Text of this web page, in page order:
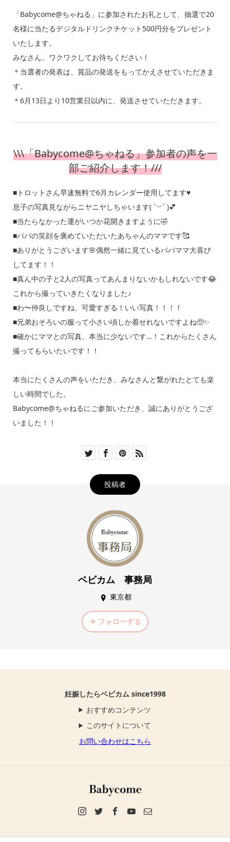
「Babycome@ちゃねる」に参加されたお礼として、抽選で20
名様に当たるデジタルドリンクチケット500円分をプレゼント
いたします。
みなさん、ワクワクしてお待ちください！
＊当選者の発表は、賞品の発送をもってかえさせていただきま
す。
＊6月13日より10営業日以内に、発送させていただきます。
\\\「Babycome@ちゃねる」参加者の声を一
部ご紹介します！///
■トロットさん早速無料で6月カレンダー使用してます♥
息子の写真見ながらニヤニヤしちゃいます( ´﹀` )💕
■当たらなかった運がいつか花開きますように🤣
■パパの笑顔を褒めていただいたあちゃんのママです🥰
■ありがとうございます🌸偶然一緒に見ているパパママ大喜び
してます！！
■真ん中の子と2人の写真ってあんまりないかもしれないです😂
これから撮っていきたくなりました♪
■わ〜仲良しですね、可愛すぎる！いい写真！！！！
■兄弟おそろいの服って小さい頃しか着せれないですよね🥺✨
■確かにママとの写真、本当に少ないです…！これからたくさん
撮ってもらいたいです！！
本当にたくさんの声をいただき、みなさんと繋がれたとても楽
しい時間でした。
Babycome@ちゃねるにご参加いただき、誠にありがとうござ
いました！！
投稿者
ベビカム 事務局
東京都
フォローする
妊娠したらベビカム since1998
おすすめコンテンツ
このサイトについて
お問い合わせはこちら